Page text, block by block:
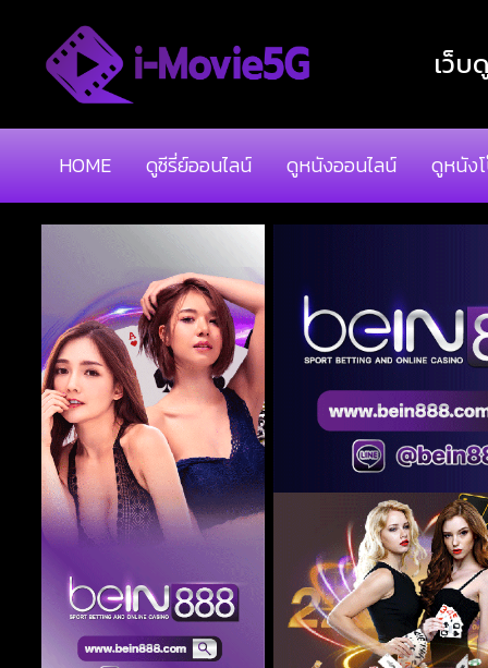
เว็บ
HOME ดูซีรี่ย์ออนไลน์ ดูหนังออนไลน์ ดูหนัง